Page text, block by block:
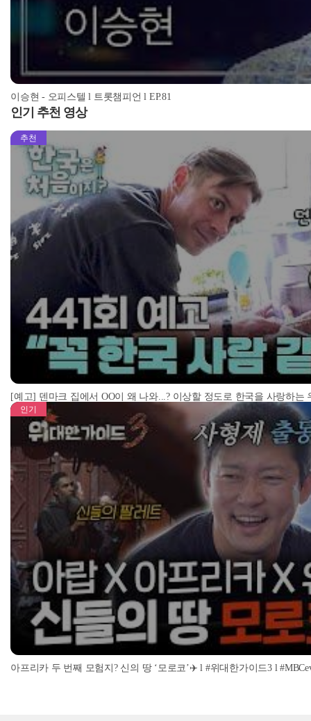
이승현 - 오피스텔 l 트롯챔피언 l EP.81
인기 추천 영상
추천
[예고] 덴마크 집에서 OO이 왜 나와...? 이상할 정도로 한국을 사랑하는
인기
아프리카 두 번째 모험지? 신의 땅 ‘모로코’✈️ l #위대한가이드3 l